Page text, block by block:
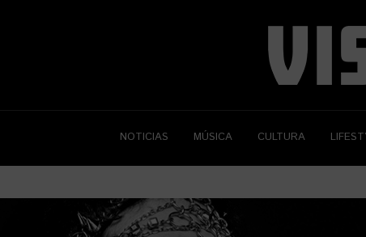
NOTICIAS MÚSICA CULTURA